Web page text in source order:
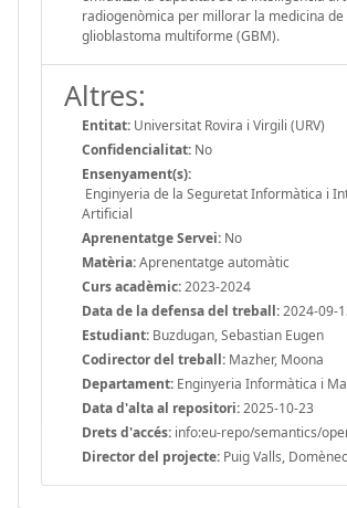
radiogenòmica per millorar la medicina
glioblastoma multiforme (GBM).
Altres:
Entitat: Universitat Rovira i Virgili (URV)
Confidencialitat: No
Ensenyament(s):
Enginyeria de la Seguretat Informàtica i
Artificial
Aprenentatge Servei: No
Matèria:Aprenentatge automàtic
Curs acadèmic:2023-2024
Data de la defensa del treball:2024-09-
Estudiant: Buzdugan, Sebastian Eugen
Codirector del treball: Mazher, Moona
Departament: Enginyeria Informàtica i
Data d'alta al repositori:2025-10-23
Drets d'accés: info:eu-repo/semantics/
Director del projecte: Puig Valls,